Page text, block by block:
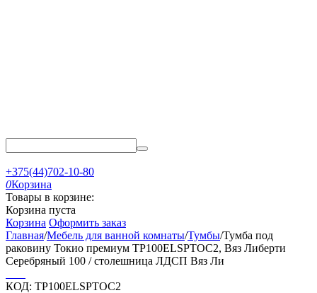
+375(44)702-10-80
0Корзина
Товары в корзине:
Корзина пуста
Корзина Оформить заказ
Главная/Мебель для ванной комнаты/Тумбы/Тумба под
раковину Токио премиум TP100ELSPTOC2, Вяз Либерти
Серебряный 100 / столешница ЛДСП Вяз Ли
КОД: TP100ELSPTOC2